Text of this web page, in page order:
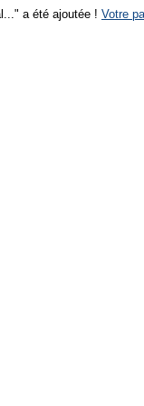
a été ajoutée ! Votre